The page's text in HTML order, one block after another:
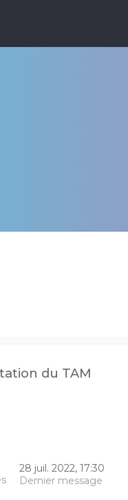
du TAM
28 juil. 2022, 17:30
Dernier message